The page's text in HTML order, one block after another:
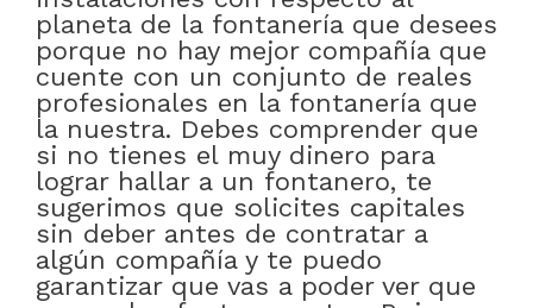
planeta de la fontanería que desees
porque no hay mejor compañía que
cuente con un conjunto de reales
profesionales en la fontanería que
la nuestra. Debes comprender que
si no tienes el muy dinero para
lograr hallar a un fontanero, te
sugerimos que solicites capitales
sin deber antes de contratar a
algún compañía y te puedo
garantizar que vas a poder ver que